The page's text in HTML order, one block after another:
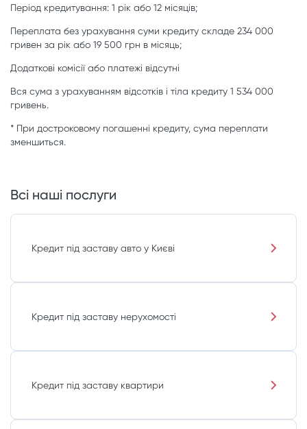
Період кредитування: 1 рік або 12 місяців;
Переплата без урахування суми кредиту складе 234 000
гривен за рік або 19 500 грн в місяць;
Додаткові комісії або платежі відсутні
Вся сума з урахуванням відсотків і тіла кредиту 1 534 000
гривень.
* При достроковому погашенні кредиту, сума переплати
зменшиться.
Всі наші послуги
Кредит під заставу авто у Києві
Кредит під заставу нерухомості
Кредит під заставу квартири